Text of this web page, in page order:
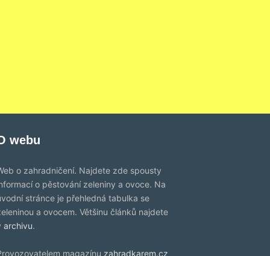
webu
o zahradničení. Najdete zde spousty
o pěstování zeleniny a ovoce. Na
stránce je přehledná tabulka se
a ovocem. Většinu článků najdete
archivu.
magazínu zahradkarem.cz